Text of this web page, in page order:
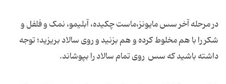
در مرحله آخر سس مایونز،ماست چکیده، آبلیمو، نمک و فلفل و
شکر را با هم مخلوط کرده و هم بزنید و روی سالاد بریزید؛ توجه
داشته باشید که سس روی تمام سالاد را بپوشاند.